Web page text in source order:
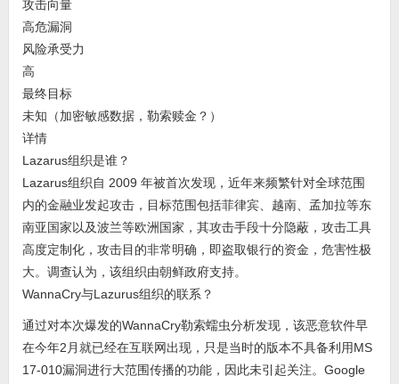
攻击向量
高危漏洞
风险承受力
高
最终目标
未知（加密敏感数据，勒索赎金？）
详情
Lazarus组织是谁？
Lazarus组织自 2009 年被首次发现，近年来频繁针对全球范围
内的金融业发起攻击，目标范围包括菲律宾、越南、孟加拉等东
南亚国家以及波兰等欧洲国家，其攻击手段十分隐蔽，攻击工具
高度定制化，攻击目的非常明确，即盗取银行的资金，危害性极
大。调查认为，该组织由朝鲜政府支持。
WannaCry与Lazurus组织的联系？
通过对本次爆发的WannaCry勒索蠕虫分析发现，该恶意软件早
在今年2月就已经在互联网出现，只是当时的版本不具备利用MS
17-010漏洞进行大范围传播的功能，因此未引起关注。Google